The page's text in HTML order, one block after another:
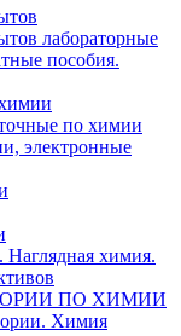
лабораторные
пособия.
по химии
электронные
Наглядная химия.
ПО ХИМИИ
Химия